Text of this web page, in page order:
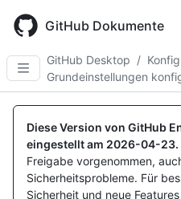
main
content
GitHub Dokumente
GitHub Desktop /
Grundeinstellungen
Diese Version von GitHub
eingestellt am 2026-04-23.
Freigabe vorgenommen,
Sicherheitsprobleme. Für
Sicherheit und neue Features